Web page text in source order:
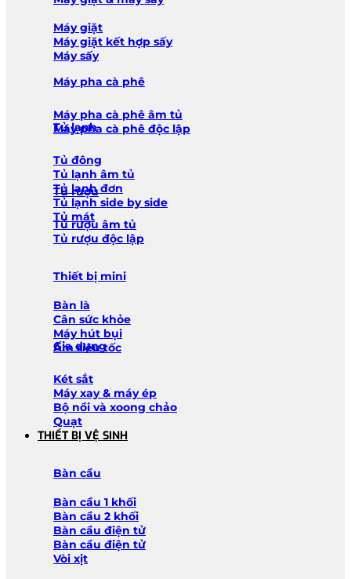
Máy giặt
Máy giặt kết hợp sấy
Máy sấy
Máy pha cà phê
Máy pha cà phê âm tủ
Máy pha cà phê độc lập
Tủ lạnh
Tủ đông
Tủ lạnh âm tủ
Tủ lạnh đơn
Tủ lạnh side by side
Tủ mát
Tủ rượu
Tủ rượu âm tủ
Tủ rượu độc lập
Thiết bị mini
Bàn là
Cân sức khỏe
Máy hút bụi
Ấm siêu tốc
Gia dụng
Két sắt
Máy xay & máy ép
Bộ nồi và xoong chảo
Quạt
THIẾT BỊ VỆ SINH
Bàn cầu
Bàn cầu 1 khối
Bàn cầu 2 khối
Bàn cầu điện tử
Bàn cầu điện tử
Vòi xịt